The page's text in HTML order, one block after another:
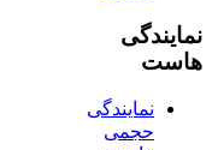
نمایندگی
هاست
نمایندگی
حجمی